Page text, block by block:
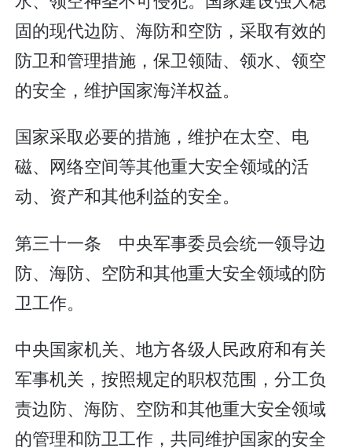
固的现代边防、海防和空防，采取有效的
防卫和管理措施，保卫领陆、领水、领空
的安全，维护国家海洋权益。
国家采取必要的措施，维护在太空、电
磁、网络空间等其他重大安全领域的活
动、资产和其他利益的安全。
第三十一条 中央军事委员会统一领导边
防、海防、空防和其他重大安全领域的防
卫工作。
中央国家机关、地方各级人民政府和有关
军事机关，按照规定的职权范围，分工负
责边防、海防、空防和其他重大安全领域
的管理和防卫工作，共同维护国家的安全